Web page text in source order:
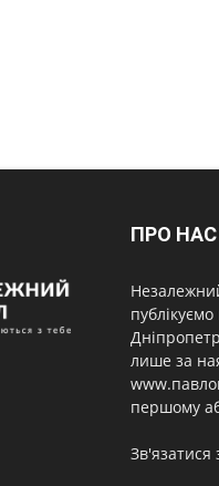
ПРО НАС
лише за
першому
Зв'язатися